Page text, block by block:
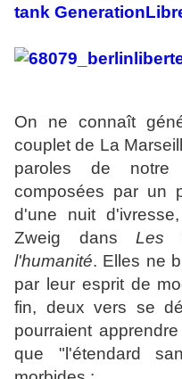
tank
On ne connaît
couplet de La
paroles de notre
composées par un
d'une nuit
Zweig dans Les
l'humanité. Elles ne
par leur esprit de
fin, deux vers se
pourraient
que "l'étendard